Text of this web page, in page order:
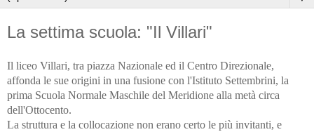
La settima scuola: "Il Villari"
Il liceo Villari, tra piazza Nazionale ed il Centro Direzionale,
affonda le sue origini in una fusione con l'Istituto Settembrini, la
prima Scuola Normale Maschile del Meridione alla metà circa
dell'Ottocento.
La struttura e la collocazione non erano certo le più invitanti, e